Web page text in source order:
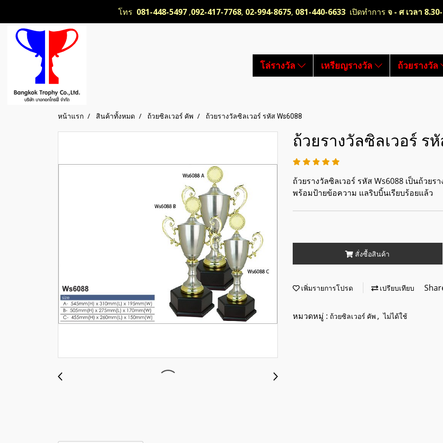
โทร 081-448-5497,092-417-7768, 02-994-8675, 081-440-6633เปิดทำการ จ - ศ เวลา
โล่รางวัล เหรียญรางวัล ถ้วยรางวัล
หน้าแรก สินค้าทั้งหมด ถ้วยซิลเวอร์ คัพ ถ้วยรางวัลซิลเวอร์ รหัส Ws6088
ถ้วยรางวัลซิลเวอร์ ร
ถ้วยรางวัลซิลเวอร์ รหัส Ws6088 เป็นถ้วยร
พร้อมป้ายข้อความ แลริบบิ้นเรียบร้อยแล้ว
สั่งซื้อสินค้า
เพิ่มรายการโปรด เปรียบเทียบ
หมวดหมู่ : ถ้วยซิลเวอร์ คัพ , ไม่ได้ใช้